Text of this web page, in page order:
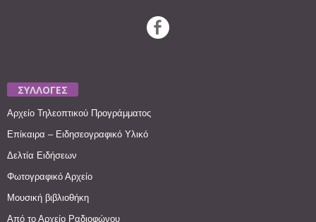
ΣΥΛΛΟΓΕΣ
Αρχείο Τηλεοπτικού Προγράμματος
Επίκαιρα – Ειδησεογραφικό Υλικό
Δελτία Ειδήσεων
Φωτογραφικό Αρχείο
Μουσική βιβλιοθήκη
Από το Αρχείο Ραδιοφώνου